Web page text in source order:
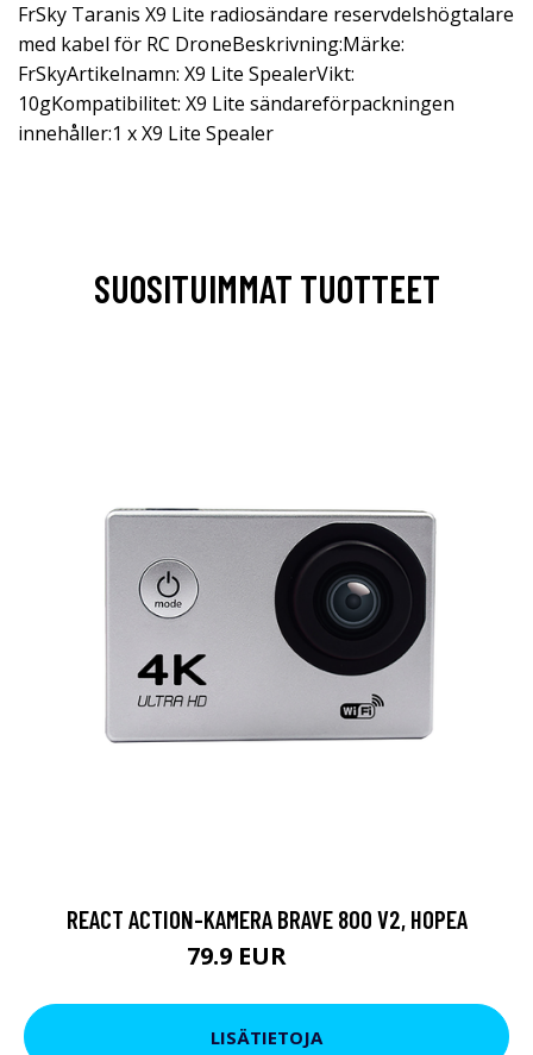
FrSky Taranis X9 Lite radiosändare reservdelshögtalare
med kabel för RC DroneBeskrivning:Märke:
FrSkyArtikelnamn: X9 Lite SpealerVikt:
10gKompatibilitet: X9 Lite sändareförpackningen
innehåller:1 x X9 Lite Spealer
SUOSITUIMMAT TUOTTEET
REACT ACTION-KAMERA BRAVE 800 V2, HOPEA
79.9 EUR
LISÄTIETOJA